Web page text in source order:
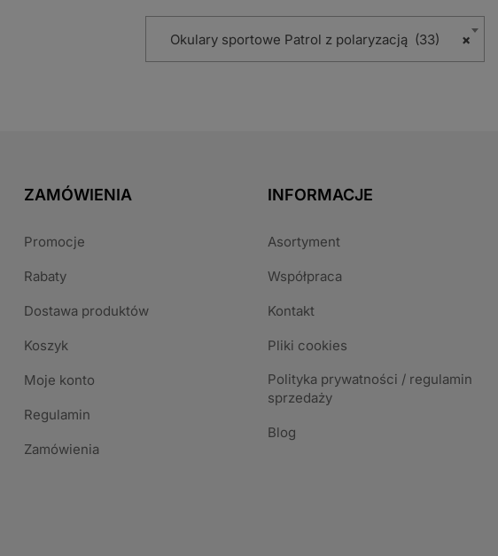
×
Okulary sportowe Patrol z polaryzacją (33)
ZAMÓWIENIA
Promocje
Rabaty
Dostawa produktów
Koszyk
Moje konto
Regulamin
Zamówienia
INFORMACJE
Asortyment
Współpraca
Kontakt
Pliki cookies
Polityka prywatności / regulamin
sprzedaży
Blog